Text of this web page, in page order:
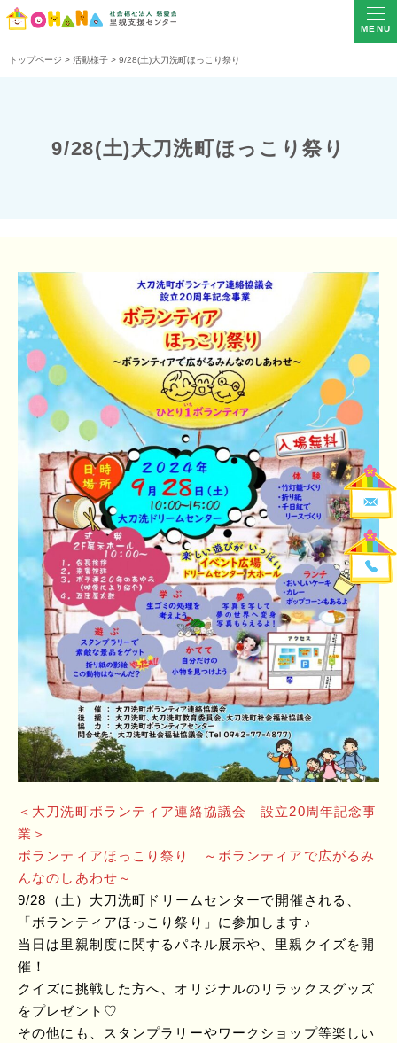
MENU
トップページ > 活動様子 > 9/28(土)大刀洗町ほっこり祭り
9/28(土)大刀洗町ほっこり祭り
＜大刀洗町ボランティア連絡協議会 設立20周年記念事
業＞
ボランティアほっこり祭り ～ボランティアで広がるみ
んなのしあわせ～
9/28（土）大刀洗町ドリームセンターで開催される、
「ボランティアほっこり祭り」に参加します♪
当日は里親制度に関するパネル展示や、里親クイズを開
催！
クイズに挑戦した方へ、オリジナルのリラックスグッズ
をプレゼント♡
その他にも、スタンプラリーやワークショップ等楽しい